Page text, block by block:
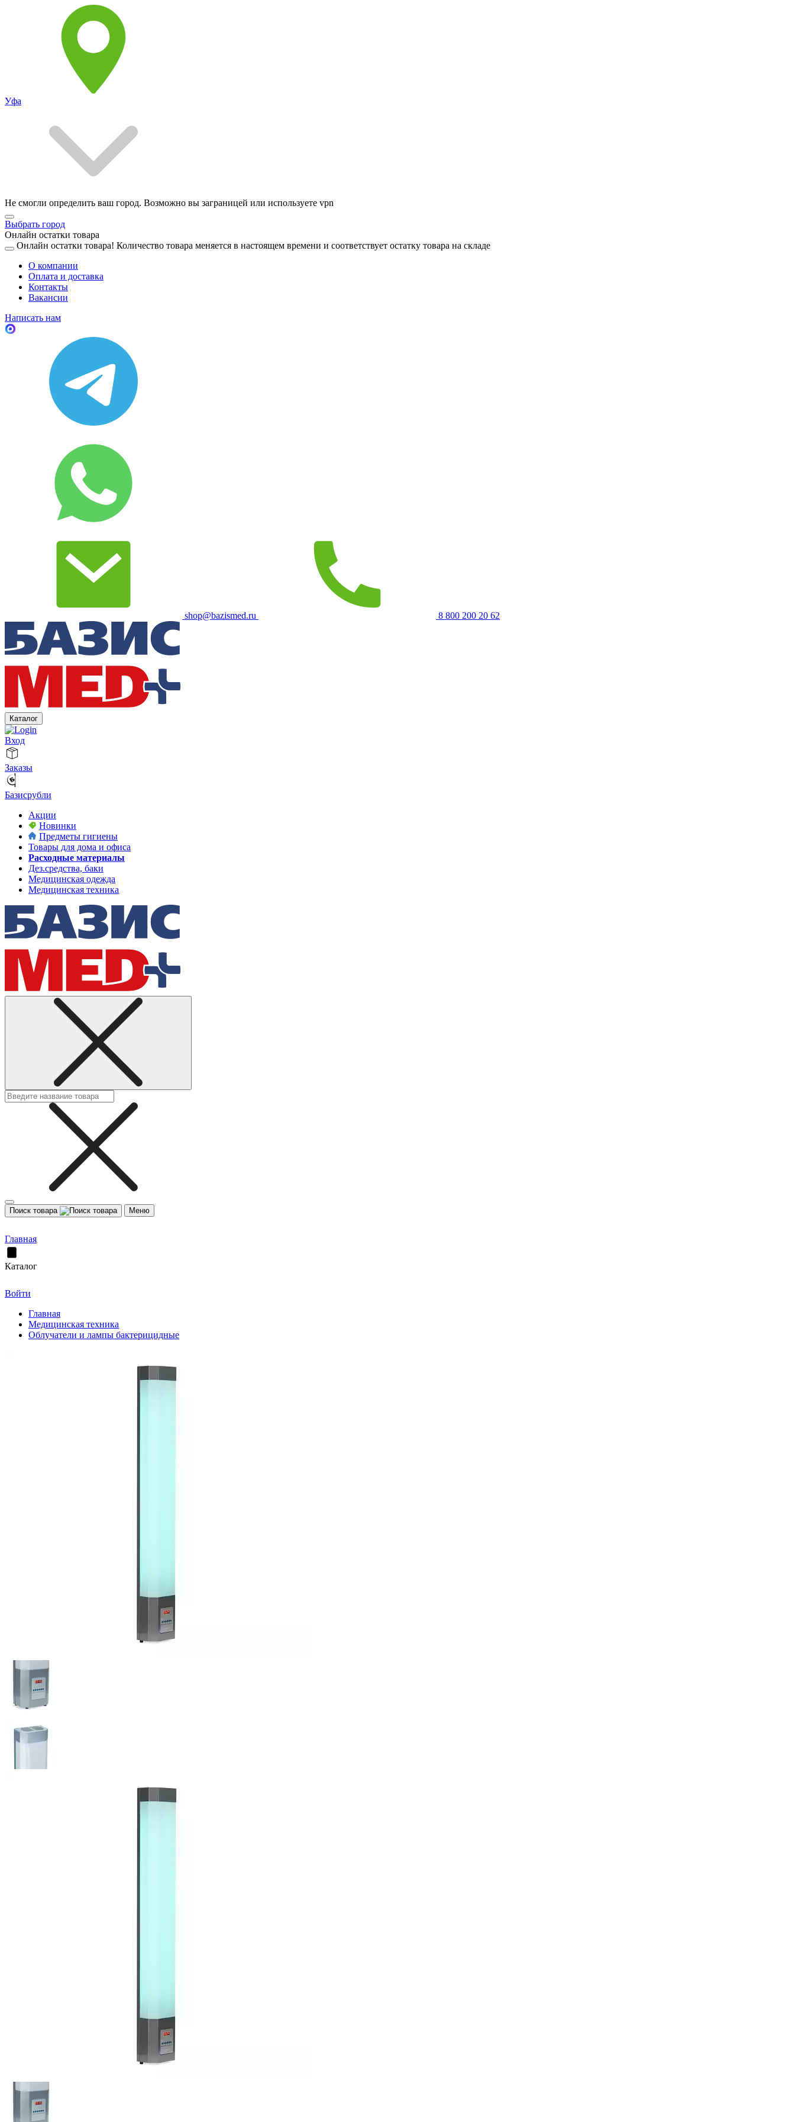
Уфа
Не смогли определить ваш город. Возможно вы заграницей или используете vpn
Выбрать город
Онлайн остатки товара
Онлайн остатки товара! Количество товара меняется в настоящем времени и соответствует остатку товара на складе
О компании
Оплата и доставка
Контакты
Вакансии
Написать нам
shop@bazismed.ru 8 800 200 20 62
Каталог
Вход
Заказы
Базисрубли
Акции
Новинки
Предметы гигиены
Товары для дома и офиса
Расходные материалы
Дез.средства, баки
Медицинская одежда
Медицинская техника
Поиск товара Меню
Главная
Каталог
Войти
Главная
Медицинская техника
Облучатели и лампы бактерицидные